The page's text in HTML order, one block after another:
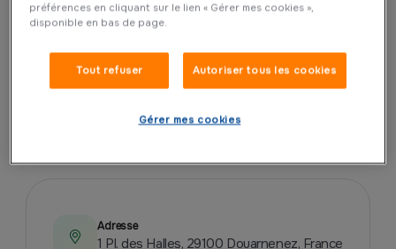
Adresse
1 Pl. des Halles, 29100 Douarnenez, France
préférences en cliquant sur le lien « Gérer mes cookies »,
disponible en bas de page.
Tout refuser Autoriser tous les cookies
Gérer mes cookies